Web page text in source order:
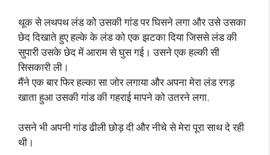
थूक से लथपथ लंड को उसकी गांड पर घिसने लगा और उसे उसका
छेद दिखाते हुए हल्के के लंड को एक झटका दिया जिससे लंड की
सुपारी उसके छेद में आराम से घुस गई। उसने एक हल्की सी
सिसकारी ली।
मैंने एक बार फिर हल्का सा जोर लगाया और अपना मेरा लंड रगड़
खाता हुआ उसकी गांड की गहराई मापने को उतरने लगा.
उसने भी अपनी गांड ढीली छोड़ दी और नीचे से मेरा पूरा साथ दे रही
थी।